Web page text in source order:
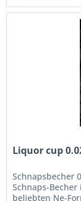
Liquor cup
Schnapsbecher
Schnaps-
beliebten Ne-